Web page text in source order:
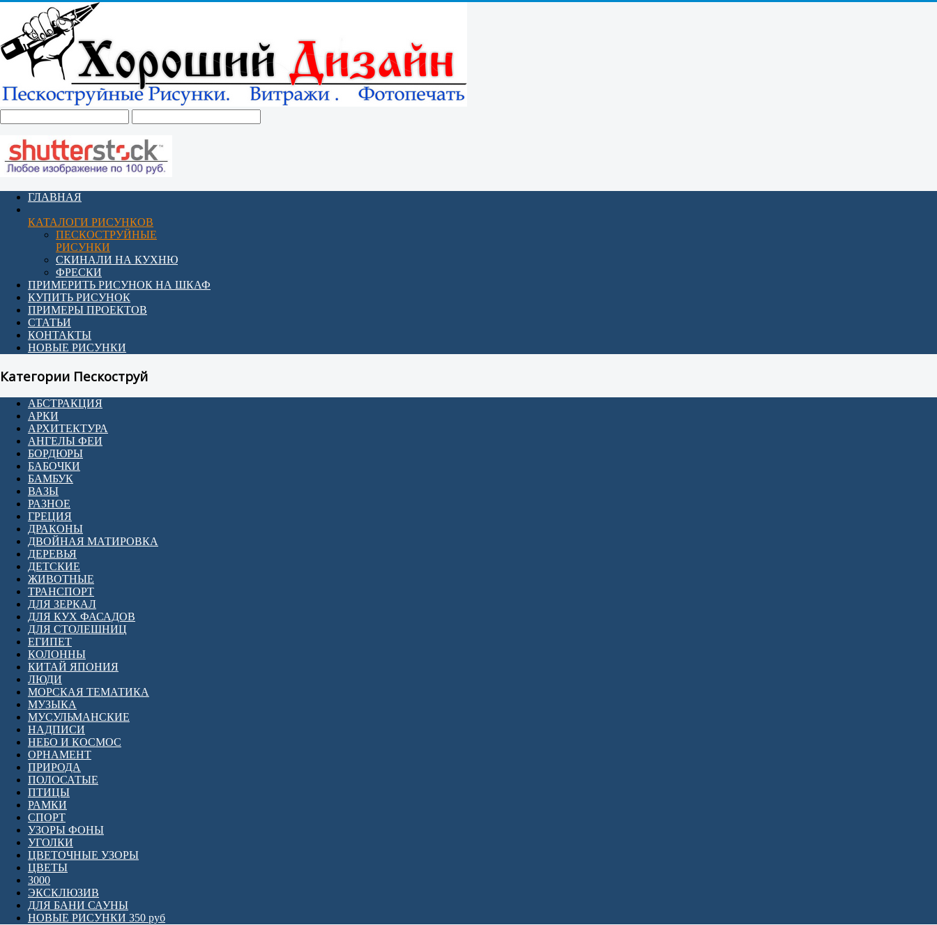
ГЛАВНАЯ
КАТАЛОГИ РИСУНКОВ
ПЕСКОСТРУЙНЫЕ
РИСУНКИ
СКИНАЛИ НА КУХНЮ
ФРЕСКИ
ПРИМЕРИТЬ РИСУНОК НА ШКАФ
КУПИТЬ РИСУНОК
ПРИМЕРЫ ПРОЕКТОВ
СТАТЬИ
КОНТАКТЫ
НОВЫЕ РИСУНКИ
Категории Пескоструй
АБСТРАКЦИЯ
АРКИ
АРХИТЕКТУРА
АНГЕЛЫ ФЕИ
БОРДЮРЫ
БАБОЧКИ
БАМБУК
ВАЗЫ
РАЗНОЕ
ГРЕЦИЯ
ДРАКОНЫ
ДВОЙНАЯ МАТИРОВКА
ДЕРЕВЬЯ
ДЕТСКИЕ
ЖИВОТНЫЕ
ТРАНСПОРТ
ДЛЯ ЗЕРКАЛ
ДЛЯ КУХ ФАСАДОВ
ДЛЯ СТОЛЕШНИЦ
ЕГИПЕТ
КОЛОННЫ
КИТАЙ ЯПОНИЯ
ЛЮДИ
МОРСКАЯ ТЕМАТИКА
МУЗЫКА
МУСУЛЬМАНСКИЕ
НАДПИСИ
НЕБО И КОСМОС
ОРНАМЕНТ
ПРИРОДА
ПОЛОСАТЫЕ
ПТИЦЫ
РАМКИ
СПОРТ
УЗОРЫ ФОНЫ
УГОЛКИ
ЦВЕТОЧНЫЕ УЗОРЫ
ЦВЕТЫ
3000
ЭКСКЛЮЗИВ
ДЛЯ БАНИ САУНЫ
НОВЫЕ РИСУНКИ 350 руб